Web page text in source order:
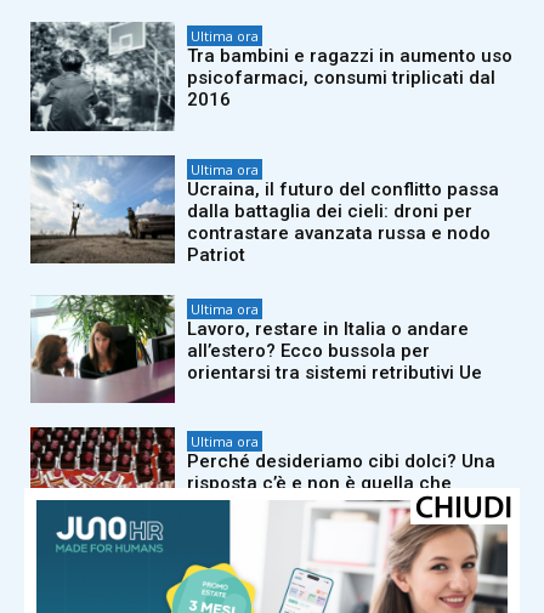
Ultima ora
Tra bambini e ragazzi in aumento uso
psicofarmaci, consumi triplicati dal
2016
Ultima ora
Ucraina, il futuro del conflitto passa
dalla battaglia dei cieli: droni per
contrastare avanzata russa e nodo
Patriot
Ultima ora
Lavoro, restare in Italia o andare
all’estero? Ecco bussola per
orientarsi tra sistemi retributivi Ue
Ultima ora
Perché desideriamo cibi dolci? Una
risposta c’è e non è quella che
immagini
Ultima ora
Caldo africano, tregua vicina? Nel